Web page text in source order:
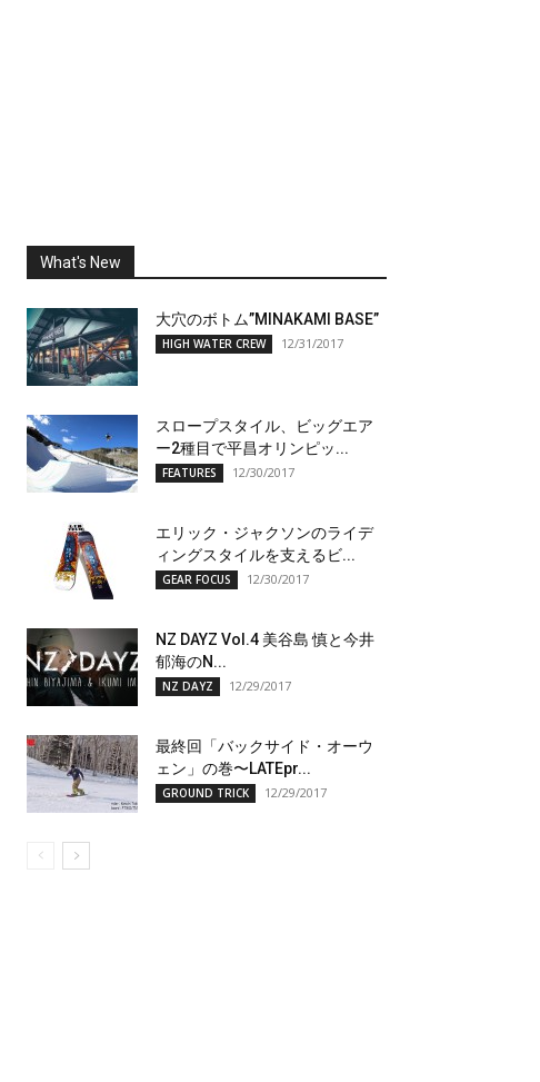
What's New
大穴のボトム”MINAKAMI BASE”
HIGH WATER CREW 12/31/2017
スロープスタイル、ビッグエア
ー2種目で平昌オリンピッ...
FEATURES 12/30/2017
エリック・ジャクソンのライデ
ィングスタイルを支えるビ...
GEAR FOCUS 12/30/2017
NZ DAYZ Vol.4 美谷島 慎と今井
郁海のN...
NZ DAYZ 12/29/2017
最終回「バックサイド・オーウ
ェン」の巻〜LATEpr...
GROUND TRICK 12/29/2017